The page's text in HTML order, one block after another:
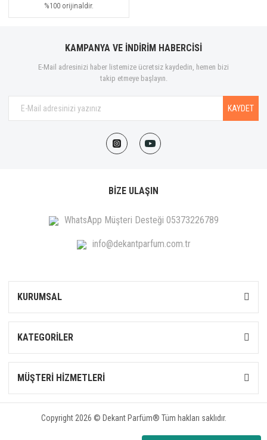
%100 orijinaldir.
KAMPANYA VE İNDİRİM HABERCİSİ
E-Mail adresinizi haber listemize ücretsiz kaydedin, hemen bizi
takip etmeye başlayın.
KAYDET
BİZE ULAŞIN
WhatsApp Müşteri Desteği 05373226789
info@dekantparfum.com.tr
KURUMSAL
KATEGORİLER
MÜŞTERİ HİZMETLERİ
Copyright 2026 © Dekant Parfüm® Tüm hakları saklıdır.